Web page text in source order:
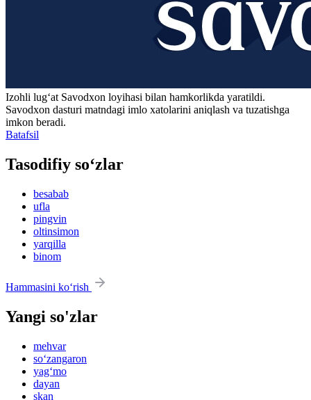
Izohli lugʻat Savodxon loyihasi bilan hamkorlikda yaratildi.
Savodxon dasturi matndagi imlo xatolarini aniqlash va tuzatishga
imkon beradi.
Batafsil
Tasodifiy so‘zlar
besabab
ufla
pingvin
oltinsimon
yarqilla
binom
Hammasini ko‘rish
Yangi so'zlar
mehvar
so‘zangaron
yag‘mo
dayan
skan